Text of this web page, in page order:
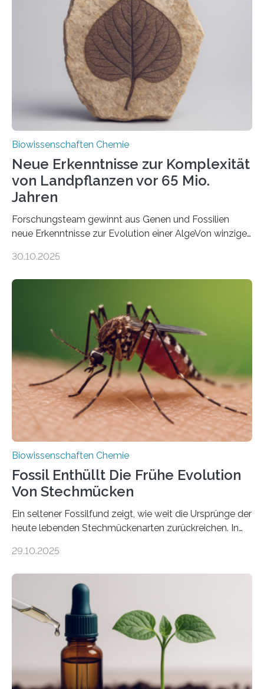
unbekannten Qualitätskontrollmechanismus des
peroxisomalen Proteintransports in der Bäckerhefe
Saccharomyces cerevisiae entdeckt, der für die
Funktionsfähigkeit der Organellen entscheidend ist. Die
Studie wurde am 28. Oktober 2025 in der
Fachzeitschrift…
Biowissenschaften Chemie
Neue Erkenntnisse zur Komplexität
von Landpflanzen vor 65 Mio.
Jahren
Forschungsteam gewinnt aus Genen und Fossilien
neue Erkenntnisse zur Evolution einer AlgeVon winzigen
Landpflanzen zählen zu den komplexesten
Grünalgen, die vor Hunderten von Millionen Jahren
lebten. Unter den Vorfahren sticht eine Gruppe heraus,
die noch heute in der Natur vorkommt: die
Süßwasseralge Coleochaetophyceae. Einige Arten
dieser Gruppe bilden aus Zellfäden dichte Geflechte
mit scheibenförmiger Gestalt. Was auffällig ist: Die
nächsten…
30.10.2025
Biowissenschaften Chemie
Fossil Enthüllt Die Frühe Evolution
Von Stechmücken
Ein seltener Fossilfund zeigt, wie weit die Ursprünge der
heute lebenden Stechmückenarten zurückreichen. In
Forschende die bisher älteste bekannte Stechmücken-
Region Kachin in Myanmar und hat sich in
ausgezeichnetem Zustand erhalten. Es konnte als neue
Art einer neuen Gattung beschrieben werden und trägt
nun den Namen Cretosabethes primaevus. Dieser erste
fossile Nachweis einer Stechmückenlarve in Bernstein
stellt gleichzeitig den ersten Fossilfund einer
Mückenlarve aus dem Mesozoikum dar, denn…
29.10.2025